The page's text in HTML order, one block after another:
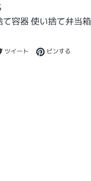
容器 使い捨て弁当箱
でシェアする
ツイート Twitterに投稿する
ピンする